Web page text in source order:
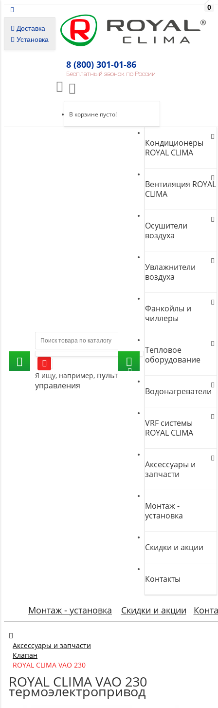
Доставка
Установка
8 (800) 301-01-86
Бесплатный звонок по России
0
В корзине пусто!
Я ищу, например, пульт
управления
Кондиционеры
ROYAL CLIMA
Вентиляция ROYAL
CLIMA
Осушители
воздуха
Увлажнители
воздуха
Фанкойлы и
чиллеры
Тепловое
оборудование
Водонагреватели
VRF системы
ROYAL CLIMA
Аксессуары и
запчасти
Монтаж -
установка
Скидки и акции
Контакты
Монтаж - установка Скидки и акции
Аксессуары и запчасти
Клапан
ROYAL CLIMA VAO 230
ROYAL CLIMA VAO 230
термоэлектропривод